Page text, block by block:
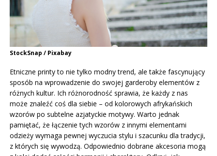
StockSnap / Pixabay
Etniczne printy to nie tylko modny trend, ale także fascynujący
sposób na wprowadzenie do swojej garderoby elementów z
różnych kultur. Ich różnorodność sprawia, że każdy z nas
może znaleźć coś dla siebie – od kolorowych afrykańskich
wzorów po subtelne azjatyckie motywy. Warto jednak
pamiętać, że łączenie tych wzorów z innymi elementami
odzieży wymaga pewnej wyczucia stylu i szacunku dla tradycji,
z których się wywodzą. Odpowiednio dobrane akcesoria mogą